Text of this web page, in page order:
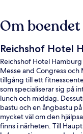
Om boendet
Reichshof Hotel
Reichshof Hotel
Messe and Congress
tillgång till ett
som specialiserar sig på
lunch och middag.
bastu och en ångbastu
mycket väl om den
finns i närheten. Till